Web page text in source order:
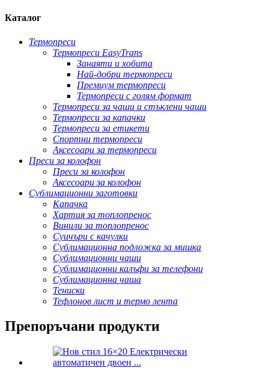
Каталог
Термопреси
Термопреси EasyTrans
Занаяти и хобита
Най-добри термопреси
Премиум термопреси
Термопреси с голям формат
Термопреси за чаши и стъклени чаши
Термопреси за капачки
Термопреси за етикети
Спортни термопреси
Аксесоари за термопреси
Преси за колофон
Преси за колофон
Аксесоари за колофон
Сублимационни заготовки
Капачка
Хартия за топлопренос
Винили за топлопренос
Суичъри с качулки
Сублимационна подложка за мишка
Сублимационни чаши
Сублимационни калъфи за телефони
Сублимационна чаша
Тениски
Тефлонов лист и термо лента
Препоръчани продукти